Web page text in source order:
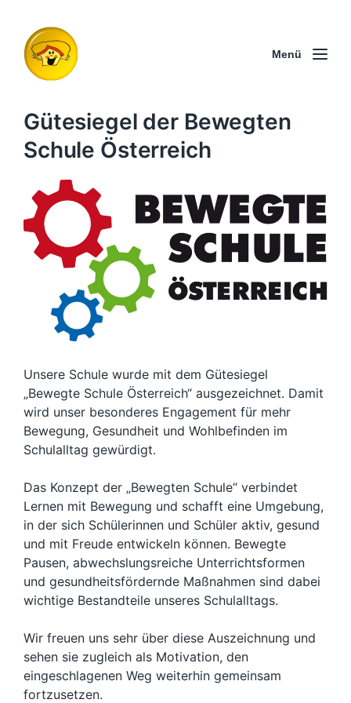
Menü
Gütesiegel der Bewegten
Schule Österreich
Unsere Schule wurde mit dem Gütesiegel
„Bewegte Schule Österreich“ ausgezeichnet. Damit
wird unser besonderes Engagement für mehr
Bewegung, Gesundheit und Wohlbefinden im
Schulalltag gewürdigt.
Das Konzept der „Bewegten Schule“ verbindet
Lernen mit Bewegung und schafft eine Umgebung,
in der sich Schülerinnen und Schüler aktiv, gesund
und mit Freude entwickeln können. Bewegte
Pausen, abwechslungsreiche Unterrichtsformen
und gesundheitsfördernde Maßnahmen sind dabei
wichtige Bestandteile unseres Schulalltags.
Wir freuen uns sehr über diese Auszeichnung und
sehen sie zugleich als Motivation, den
eingeschlagenen Weg weiterhin gemeinsam
fortzusetzen.